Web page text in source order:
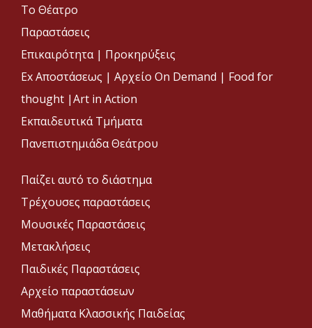
Το Θέατρο
Παραστάσεις
Επικαιρότητα | Προκηρύξεις
Ex Αποστάσεως | Αρχείο On Demand | Food for
thought |Art in Action
Εκπαιδευτικά Τμήματα
Πανεπιστημιάδα Θεάτρου
Παίζει αυτό το διάστημα
Τρέχουσες παραστάσεις
Μουσικές Παραστάσεις
Μετακλήσεις
Παιδικές Παραστάσεις
Αρχείο παραστάσεων
Μαθήματα Κλασσικής Παιδείας